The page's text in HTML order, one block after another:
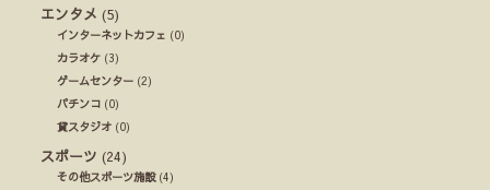
エンタメ (5)
インターネットカフェ (0)
カラオケ (3)
ゲームセンター (2)
パチンコ (0)
貸スタジオ (0)
スポーツ (24)
その他スポーツ施設(4)